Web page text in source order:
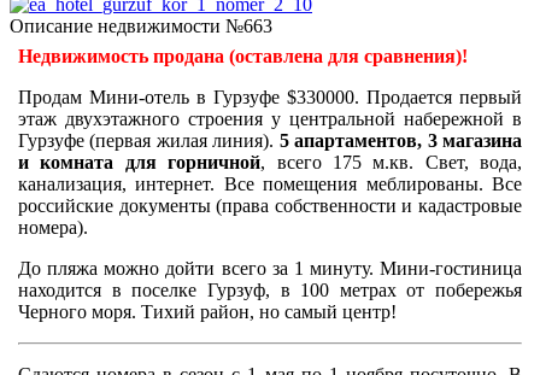
Описание недвижимости №663
Недвижимость продана (оставлена для сравнения)!
Продам Мини-отель в Гурзуфе $330000. Продается первый
этаж двухэтажного строения у центральной набережной в
Гурзуфе (первая жилая линия). 5 апартаментов, 3 магазина
и комната для горничной, всего 175 м.кв. Свет, вода,
канализация, интернет. Все помещения меблированы. Все
российские документы (права собственности и кадастровые
номера).
До пляжа можно дойти всего за 1 минуту. Мини-гостиница
находится в поселке Гурзуф, в 100 метрах от побережья
Черного моря. Тихий район, но самый центр!